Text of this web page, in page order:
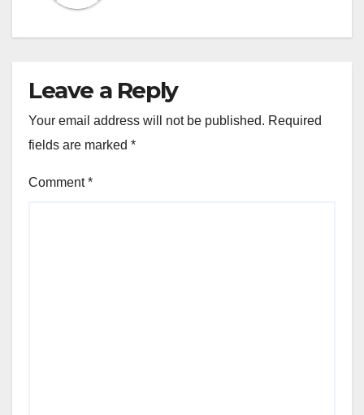
Leave a Reply
Your email address will not be published. Required
fields are marked *
Comment*